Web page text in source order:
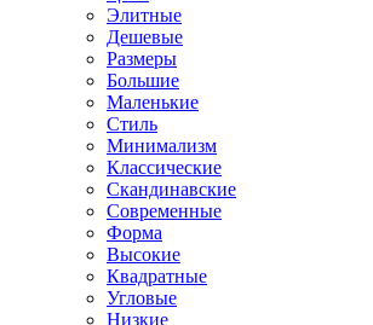
Элитные
Дешевые
Размеры
Большие
Маленькие
Стиль
Минимализм
Классические
Скандинавские
Современные
Форма
Высокие
Квадратные
Угловые
Низкие